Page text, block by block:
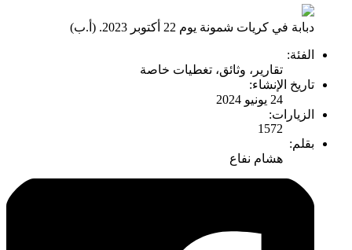
دبابة في كريات شمونة يوم 22 أكتوبر 2023. (أ.ب)
الفئة:
تقارير، وثائق، تغطيات خاصة
تاريخ الإنشاء:
24 يونيو 2024
الزيارات:
1572
بقلم:
هشام نفاع